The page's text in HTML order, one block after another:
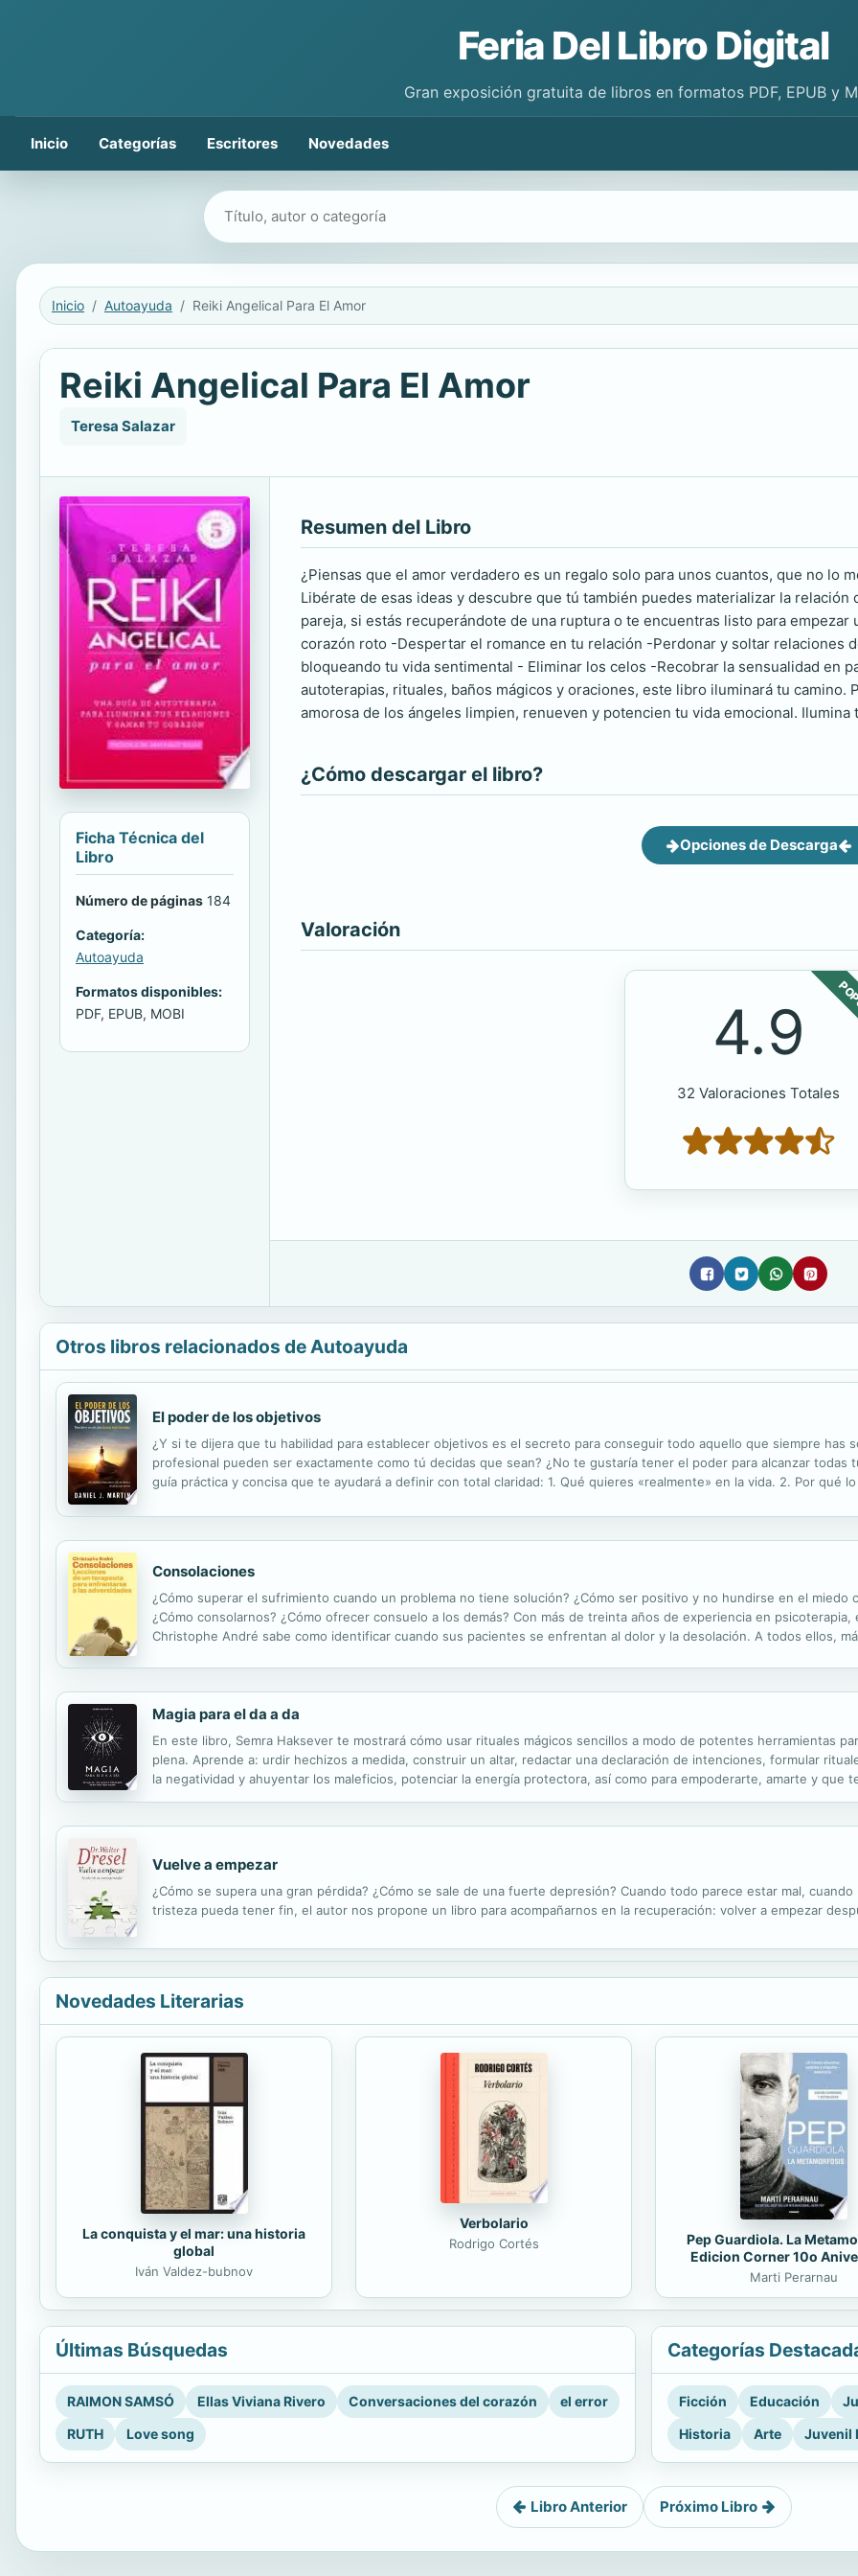
Feria Del Libro Digital
Gran exposición gratuita de libros en formatos PDF, EPUB y
Inicio Categorías Escritores Novedades
Buscar libros
Inicio Autoayuda Reiki Angelical Para El Amor
Reiki Angelical Para El Amor
Teresa Salazar
Ficha Técnica del
Libro
Número de páginas 184
Categoría:
Autoayuda
Formatos disponibles:
PDF, EPUB, MOBI
Resumen del Libro
¿Piensas que el amor verdadero es un regalo solo para unos cuantos, que no lo
Libérate de esas ideas y descubre que tú también puedes materializar la
pareja, si estás recuperándote de una ruptura o te encuentras listo para
corazón roto -Despertar el romance en tu relación -Perdonar y soltar relaciones
bloqueando tu vida sentimental - Eliminar los celos -Recobrar la sensualidad en
autoterapias, rituales, baños mágicos y oraciones, este libro iluminará tu camino.
amorosa de los ángeles limpien, renueven y potencien tu vida emocional. Ilumina
¿Cómo descargar el libro?
Opciones de Descarga
Valoración
4.9
32 Valoraciones Totales
Otros libros relacionados de Autoayuda
El poder de los objetivos
¿Y si te dijera que tu habilidad para establecer objetivos es el secreto para conseguir todo aquello que siempre has
profesional pueden ser exactamente como tú decidas que sean? ¿No te gustaría tener el poder para alcanzar todas
guía práctica y concisa que te ayudará a definir con total claridad: 1. Qué quieres «realmente» en la vida. 2. Por qué
Consolaciones
¿Cómo superar el sufrimiento cuando un problema no tiene solución? ¿Cómo ser positivo y no hundirse en el miedo
¿Cómo consolarnos? ¿Cómo ofrecer consuelo a los demás? Con más de treinta años de experiencia en
Christophe André sabe como identificar cuando sus pacientes se enfrentan al dolor y la desolación. A todos ellos,
Magia para el da a da
En este libro, Semra Haksever te mostrará cómo usar rituales mágicos sencillos a modo de potentes herramientas
plena. Aprende a: urdir hechizos a medida, construir un altar, redactar una declaración de intenciones, formular
la negatividad y ahuyentar los maleficios, potenciar la energía protectora, así como para empoderarte, amarte y que
Vuelve a empezar
¿Cómo se supera una gran pérdida? ¿Cómo se sale de una fuerte depresión? Cuando todo parece estar mal,
tristeza pueda tener fin, el autor nos propone un libro para acompañarnos en la recuperación: volver a empezar
Novedades Literarias
La conquista y el mar: una historia
global
Iván Valdez-bubnov
Verbolario
Rodrigo Cortés
Pep Guardiola. La
Edicion Corner 10o
Marti Perarnau
Últimas Búsquedas
RAIMON SAMSÓ Ellas Viviana Rivero Conversaciones del corazón
el error
RUTH
Love song
Categorías
Ficción Educación
Historia
Arte Juvenil
Libro Anterior Próximo Libro